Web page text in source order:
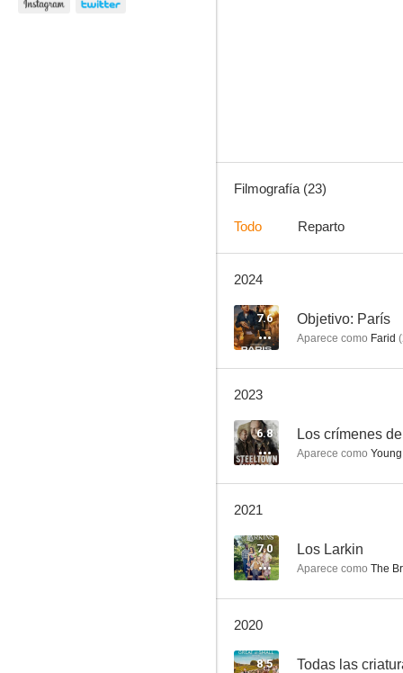
7.6
Filmografía (23)
Todo Reparto
2024
7.6 Objetivo: París
Aparece como Farid (
2023
6.8 Los crímenes
Aparece como
2021
7.0 Los Larkin
Aparece como The
2020
8.5 Todas las